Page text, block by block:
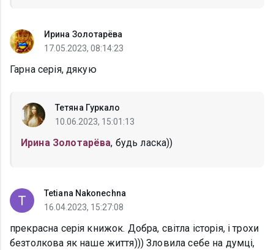
Ирина Золотарёва
17.05.2023, 08:14:23
Гарна серія, дякую
Тетяна Гуркало
10.06.2023, 15:01:13
Ирина Золотарёва, будь ласка))
Tetiana Nakonechna
16.04.2023, 15:27:08
прекрасна серія книжок. Добра, світла історія, і трохи
безтолкова як наше життя))) Зловила себе на думці,